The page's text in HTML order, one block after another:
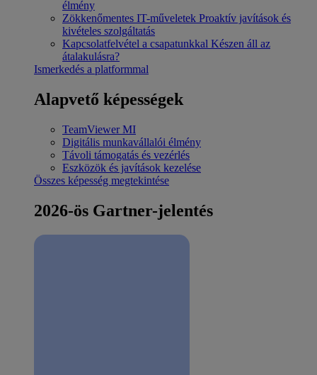
élmény
Zökkenőmentes IT-műveletek Proaktív javítások és
kivételes szolgáltatás
Kapcsolatfelvétel a csapatunkkal Készen áll az
átalakulásra?
Ismerkedés a platformmal
Alapvető képességek
TeamViewer MI
Digitális munkavállalói élmény
Távoli támogatás és vezérlés
Eszközök és javítások kezelése
Összes képesség megtekintése
2026-ös Gartner-jelentés